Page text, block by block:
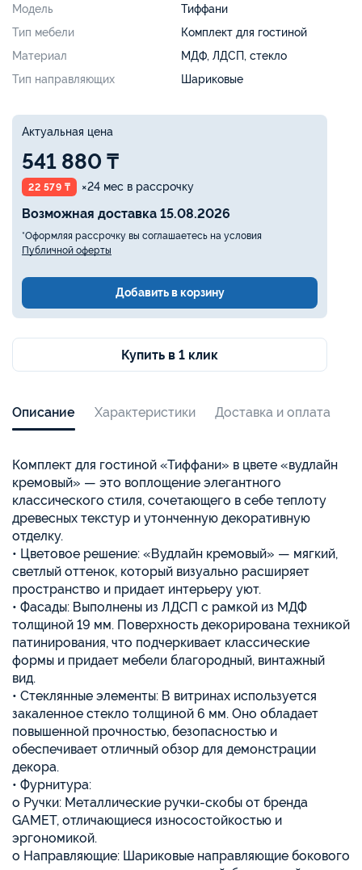
Модель
Тиффани
Тип мебели
Комплект для гостиной
Материал
МДФ, ЛДСП, стекло
Тип направляющих
Шариковые
Актуальная цена
541 880 ₸
22 579 ₸ ×24 мес в рассрочку
Возможная доставка 15.08.2026
*Оформляя рассрочку вы соглашаетесь на условия
Публичной оферты
Добавить в корзину
Купить в 1 клик
Описание Характеристики Доставка и оплата
Комплект для гостиной «Тиффани» в цвете «вудлайн
кремовый» — это воплощение элегантного
классического стиля, сочетающего в себе теплоту
древесных текстур и утонченную декоративную
отделку.
• Цветовое решение: «Вудлайн кремовый» — мягкий,
светлый оттенок, который визуально расширяет
пространство и придает интерьеру уют.
• Фасады: Выполнены из ЛДСП с рамкой из МДФ
толщиной 19 мм. Поверхность декорирована техникой
патинирования, что подчеркивает классические
формы и придает мебели благородный, винтажный
вид.
• Стеклянные элементы: В витринах используется
закаленное стекло толщиной 6 мм. Оно обладает
повышенной прочностью, безопасностью и
обеспечивает отличный обзор для демонстрации
декора.
• Фурнитура:
o Ручки: Металлические ручки-скобы от бренда
GAMET, отличающиеся износостойкостью и
эргономикой.
o Направляющие: Шариковые направляющие бокового